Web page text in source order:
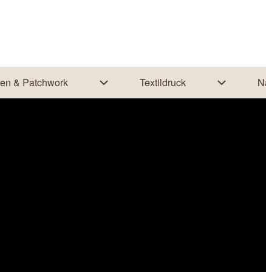
von Nähanleitungen
& Patchwork Textildruck